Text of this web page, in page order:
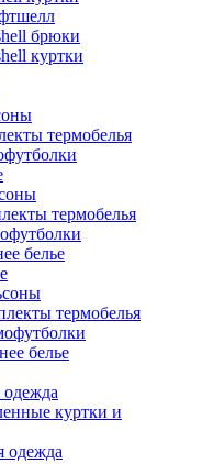
брюки
куртки
термобелья
термобелья
белье
термобелья
белье
одежда
куртки и
одежда